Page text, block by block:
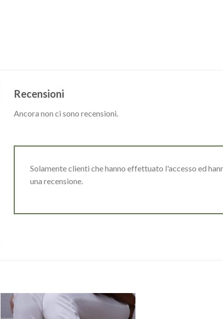
Recensioni
Ancora non ci sono recensioni.
Solamente clienti che hanno effettuato l'accesso ed
una recensione.